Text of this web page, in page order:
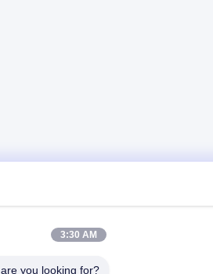
3:30 AM
you looking for?